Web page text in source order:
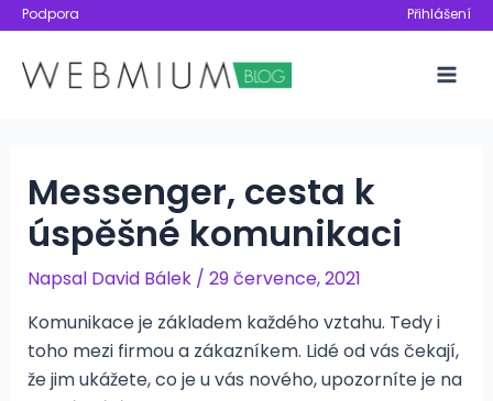
Přeskočit
obsah
Podpora Přihlášení
Messenger, cesta k
úspěšné komunikaci
Napsal David Bálek / 29 července, 2021
Komunikace je základem každého vztahu. Tedy i
toho mezi firmou a zákazníkem. Lidé od vás čekají,
že jim ukážete, co je u vás nového, upozorníte je na